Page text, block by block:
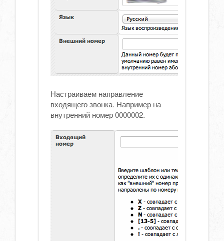
Настраиваем направление
входящего звонка. Например на
внутренний номер 0000002.